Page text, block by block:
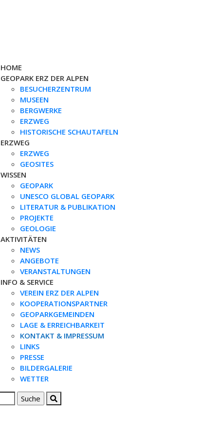
HOME
GEOPARK ERZ DER ALPEN
BESUCHERZENTRUM
MUSEEN
BERGWERKE
ERZWEG
HISTORISCHE SCHAUTAFELN
ERZWEG
ERZWEG
GEOSITES
WISSEN
GEOPARK
UNESCO GLOBAL GEOPARK
LITERATUR & PUBLIKATION
PROJEKTE
GEOLOGIE
AKTIVITÄTEN
NEWS
ANGEBOTE
VERANSTALTUNGEN
INFO & SERVICE
VEREIN ERZ DER ALPEN
KOOPERATIONSPARTNER
GEOPARKGEMEINDEN
LAGE & ERREICHBARKEIT
KONTAKT & IMPRESSUM
LINKS
PRESSE
BILDERGALERIE
WETTER